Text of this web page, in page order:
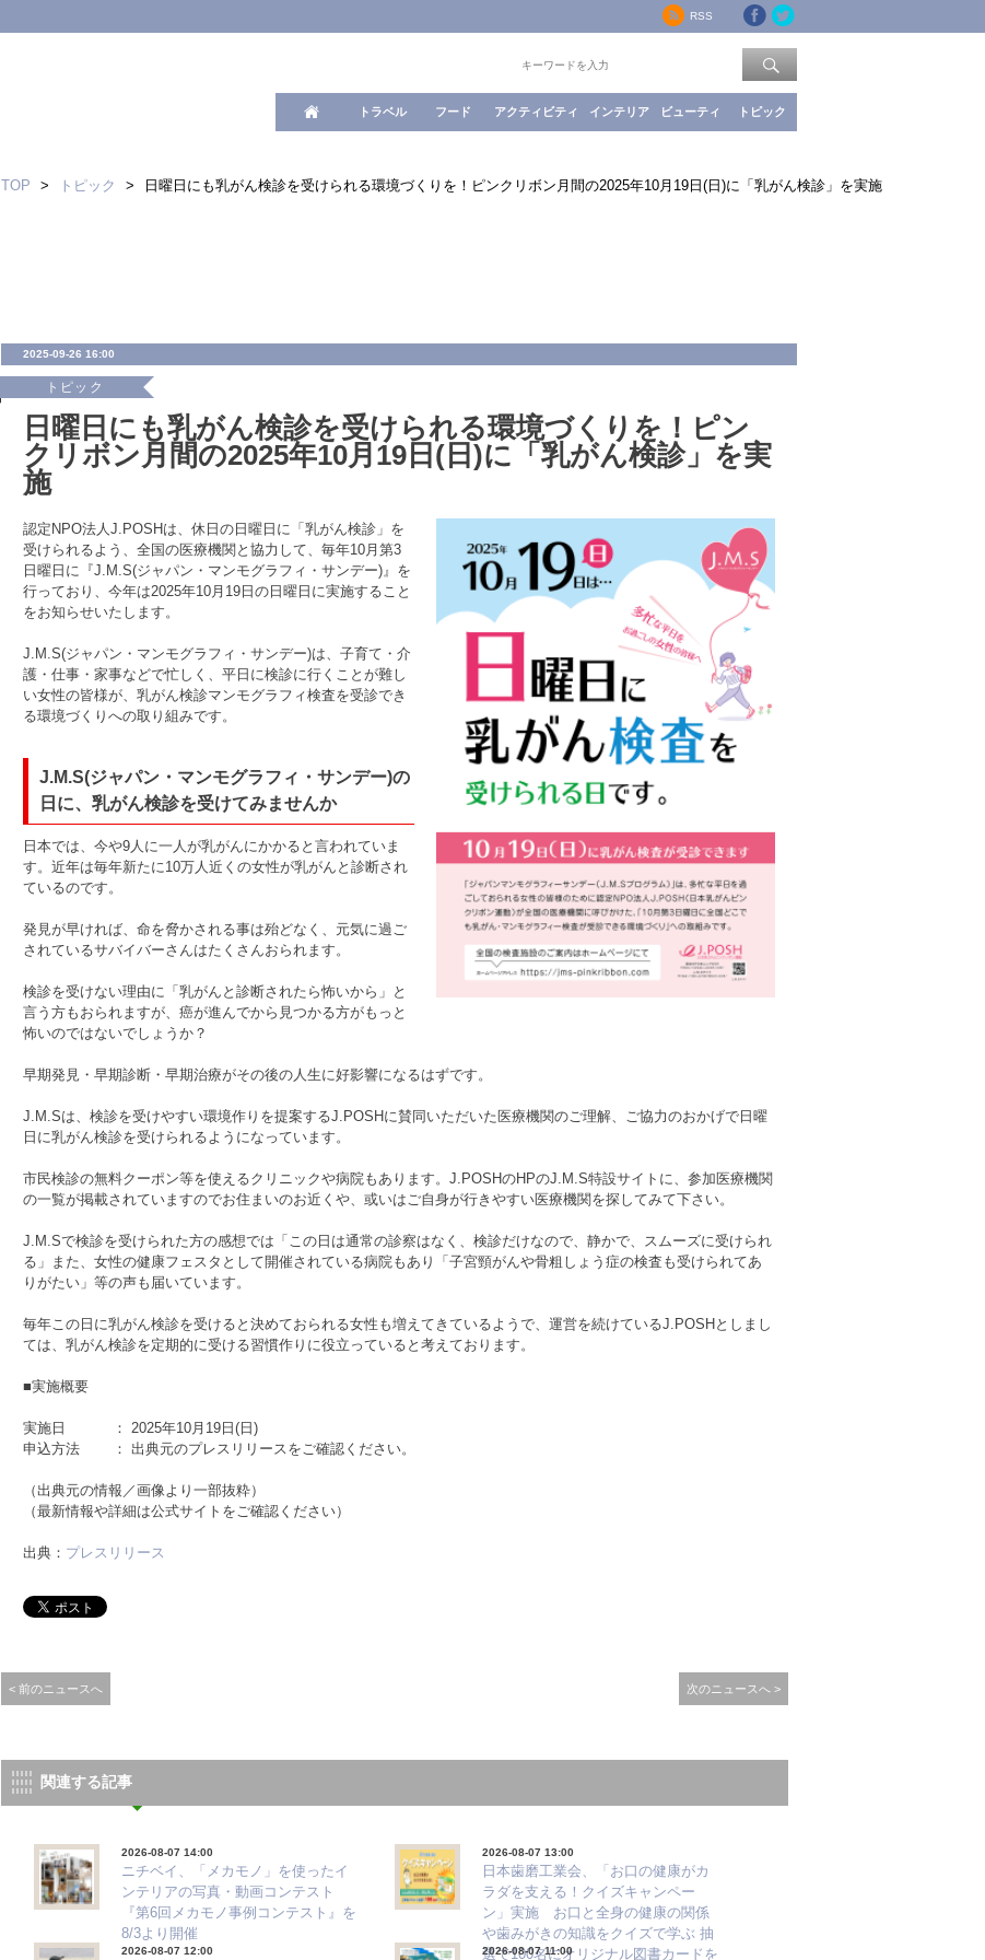
RSS
トラベル フード アクティビティ インテリア ビューティ トピック
TOP > トピック > 日曜日にも乳がん検診を受けられる環境づくりを！ピンクリボン月間の2025年10月19日(日)に「乳がん検診」を実施
2025-09-26 16:00
トピック
日曜日にも乳がん検診を受けられる環境づくりを！ピン
クリボン月間の2025年10月19日(日)に「乳がん検診」を実
施
認定NPO法人J.POSHは、休日の日曜日に「乳がん検診」を
受けられるよう、全国の医療機関と協力して、毎年10月第3
日曜日に『J.M.S(ジャパン・マンモグラフィ・サンデー)』を
行っており、今年は2025年10月19日の日曜日に実施すること
をお知らせいたします。
J.M.S(ジャパン・マンモグラフィ・サンデー)は、子育て・介
護・仕事・家事などで忙しく、平日に検診に行くことが難し
い女性の皆様が、乳がん検診マンモグラフィ検査を受診でき
る環境づくりへの取り組みです。
J.M.S(ジャパン・マンモグラフィ・サンデー)の
日に、乳がん検診を受けてみませんか
日本では、今や9人に一人が乳がんにかかると言われていま
す。近年は毎年新たに10万人近くの女性が乳がんと診断され
ているのです。
発見が早ければ、命を脅かされる事は殆どなく、元気に過ご
されているサバイバーさんはたくさんおられます。
検診を受けない理由に「乳がんと診断されたら怖いから」と
言う方もおられますが、癌が進んでから見つかる方がもっと
怖いのではないでしょうか？
早期発見・早期診断・早期治療がその後の人生に好影響になるはずです。
J.M.Sは、検診を受けやすい環境作りを提案するJ.POSHに賛同いただいた医療機関のご理解、ご協力のおかげで日曜
日に乳がん検診を受けられるようになっています。
市民検診の無料クーポン等を使えるクリニックや病院もあります。J.POSHのHPのJ.M.S特設サイトに、参加医療機関
の一覧が掲載されていますのでお住まいのお近くや、或いはご自身が行きやすい医療機関を探してみて下さい。
J.M.Sで検診を受けられた方の感想では「この日は通常の診察はなく、検診だけなので、静かで、スムーズに受けられ
る」また、女性の健康フェスタとして開催されている病院もあり「子宮頸がんや骨粗しょう症の検査も受けられてあ
りがたい」等の声も届いています。
毎年この日に乳がん検診を受けると決めておられる女性も増えてきているようで、運営を続けているJ.POSHとしまし
ては、乳がん検診を定期的に受ける習慣作りに役立っていると考えております。
■実施概要
実施日 ： 2025年10月19日(日)
申込方法 ： 出典元のプレスリリースをご確認ください。
（出典元の情報／画像より一部抜粋）
（最新情報や詳細は公式サイトをご確認ください）
出典： プレスリリース
< 前のニュースへ 次のニュースへ >
関連する記事
2026-08-07 14:00
ニチベイ、「メカモノ」を使ったイ
ンテリアの写真・動画コンテスト
『第6回メカモノ事例コンテスト』を
8/3より開催
2026-08-07 13:00
日本歯磨工業会、「お口の健康がカ
ラダを支える！クイズキャンペー
ン」実施 お口と全身の健康の関係
や歯みがきの知識をクイズで学ぶ 抽
選で100名にオリジナル図書カードを
2026-08-07 12:00 2026-08-07 11:00